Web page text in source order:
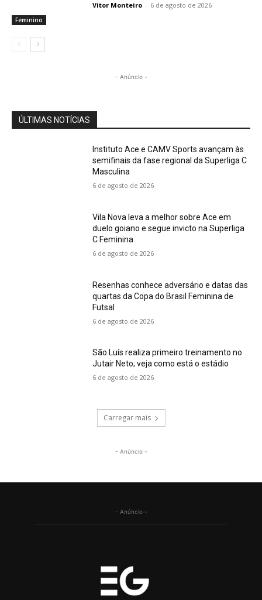
Feminino
Vitor Monteiro - 6 de agosto de 2026
- Anúncio -
ÚLTIMAS NOTÍCIAS
Instituto Ace e CAMV Sports avançam às
semifinais da fase regional da Superliga C
Masculina
6 de agosto de 2026
Vila Nova leva a melhor sobre Ace em
duelo goiano e segue invicto na Superliga
C Feminina
6 de agosto de 2026
Resenhas conhece adversário e datas das
quartas da Copa do Brasil Feminina de
Futsal
6 de agosto de 2026
São Luís realiza primeiro treinamento no
Jutair Neto; veja como está o estádio
6 de agosto de 2026
Carregar mais
- Anúncio -
- Anúncio -